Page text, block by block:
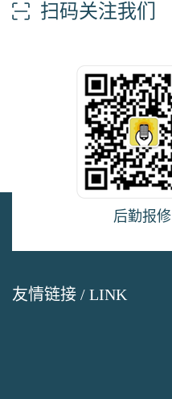
扫码关注我们
后勤报修
友情链接 / LINK